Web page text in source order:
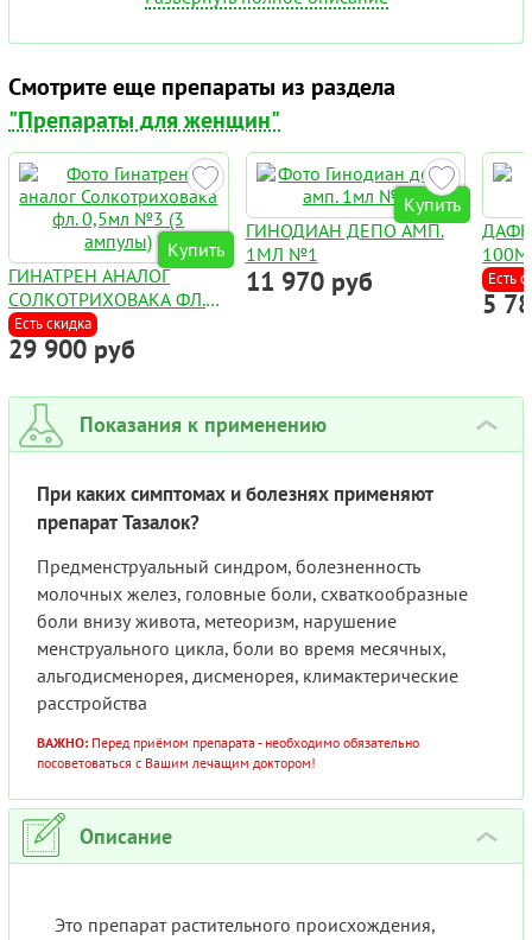
Смотрите еще препараты из раздела
"Препараты для женщин"
Купить
ГИНАТРЕН АНАЛОГ
СОЛКОТРИХОВАКА ФЛ.
0,5МЛ №3 (3 АМПУЛЫ)
Есть скидка
29 900 руб
Купить
ГИНОДИАН ДЕПО АМП.
1МЛ №1
11 970 руб Есть
5
Показания к применению ›
При каких симптомах и болезнях применяют
препарат Тазалок?
Предменструальный синдром, болезненность
молочных желез, головные боли, схваткообразные
боли внизу живота, метеоризм, нарушение
менструального цикла, боли во время месячных,
альгодисменорея, дисменорея, климактерические
расстройства
ВАЖНО: Перед приёмом препарата - необходимо обязательно
посоветоваться с Вашим лечащим доктором!
Описание ›
Это препарат растительного происхождения,